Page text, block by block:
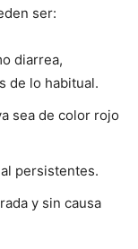
ser:
diarrea,
de lo habitual.
sea de color rojo
persistentes.
y sin causa